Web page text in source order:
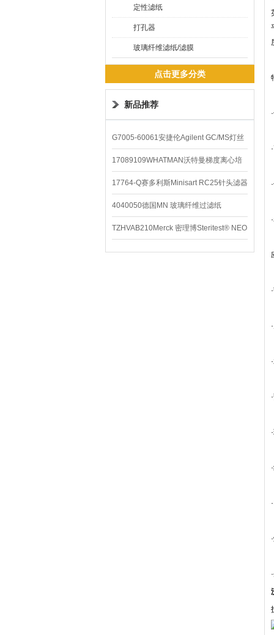
定性滤纸
打孔器
玻璃纤维滤纸/滤膜
点击更多分类
新品推荐
G7005-60061安捷伦Agilent GC/MS灯丝
配件
17089109WHATMAN沃特曼梯度离心培
养基
17764-Q赛多利斯Minisart RC25针头滤器
4040050德国MN 玻璃纤维过滤纸
TZHVAB210Merck 密理博Steritest® NEO
设备